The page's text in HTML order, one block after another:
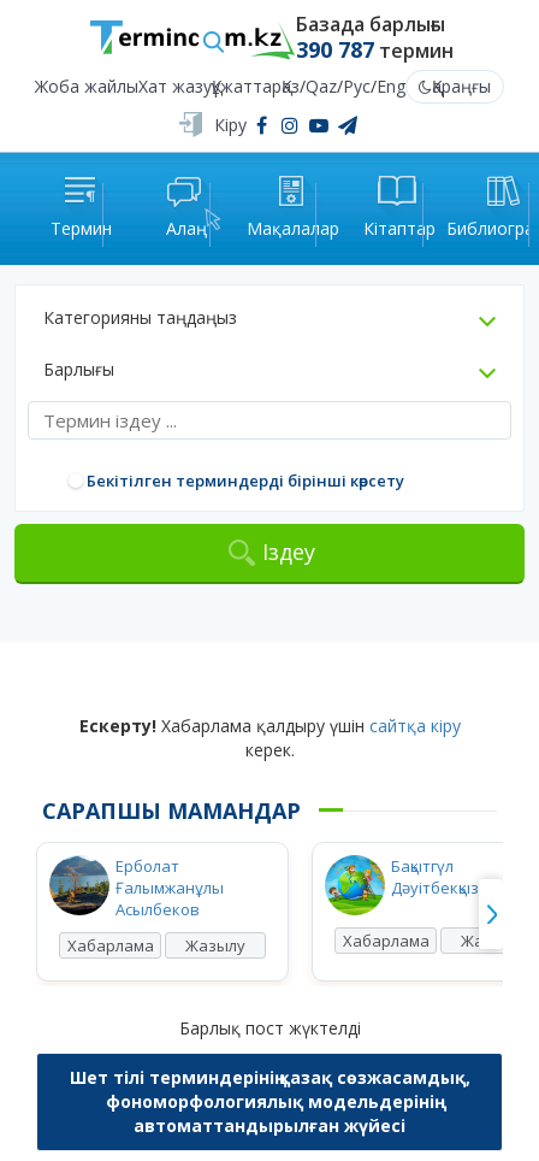
Базада барлығы
390 787термин
Жоба жайлыХат жазуҚұжаттарҚаз/Qaz/Рус/Eng
Қараңғы
Кіру
Термин Алаң Мақалалар Кітаптар
Категорияны таңдаңыз
Барлығы
Бекітілген терминдерді бірінші көрсету
Іздеу
Ескерту!Хабарлама қалдыру үшін сайтқа кіру
керек.
САРАПШЫ МАМАНДАР
Ерболат
Ғалымжанұлы
Асылбеков
Хабарлама
Жазылу
Бақытгүл
Дәуітбекқызы Ысқақ
Хабарлама Жазылу
Барлық пост жүктелді
Шет тілі терминдерінің қазақ сөзжасамдық,
фономорфологиялық модельдерінің
автоматтандырылған жүйесі